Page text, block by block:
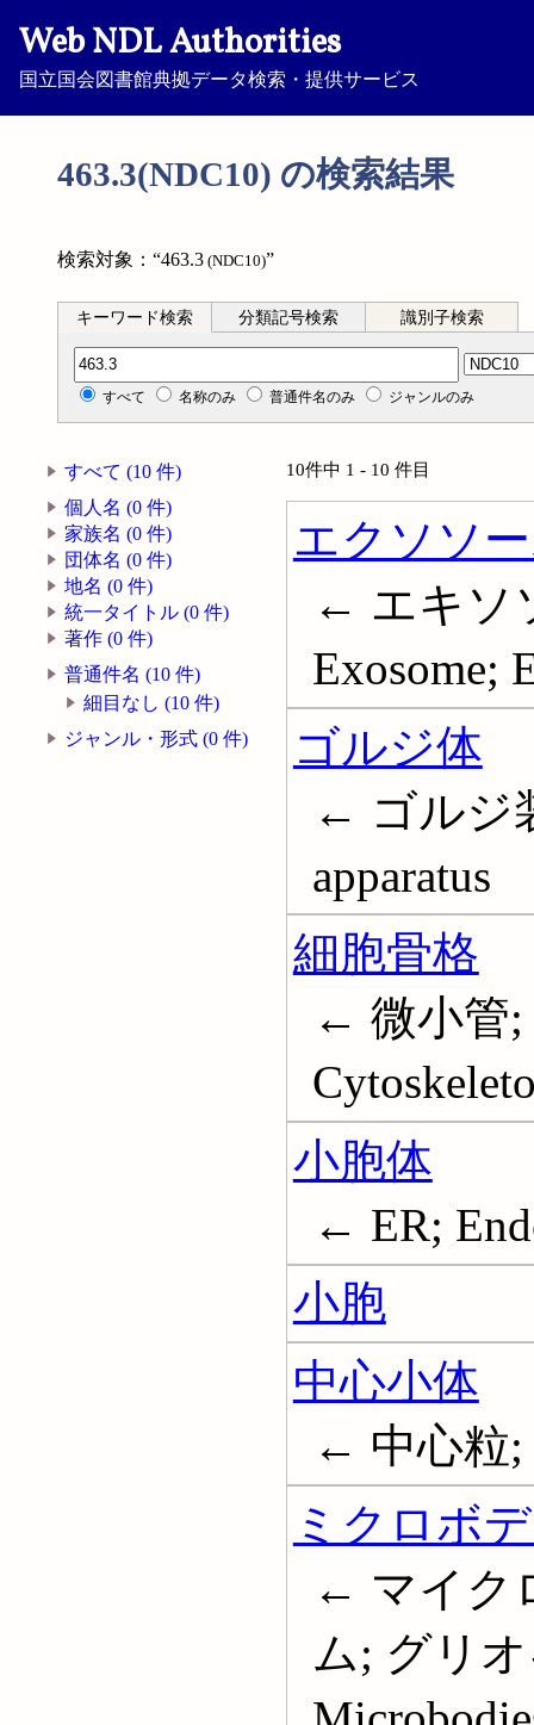
Web NDL Authorities
国立国会図書館典拠データ検索・提供サービス
463.3(NDC10) の検索結果
検索対象：“463.3 (NDC10)”
キーワード検索 分類記号検索 識別子検索
分類記号検索
すべて 名称のみ 普通件名のみ ジャンルのみ
すべて (10 件)
個人名 (0 件)
家族名 (0 件)
団体名 (0 件)
地名 (0 件)
統一タイトル (0 件)
著作 (0 件)
普通件名 (10 件)
細目なし (10 件)
ジャンル・形式 (0 件)
10件中 1 - 10 件目
エクソソ
← エキソ
Exosome;
ゴルジ体
← ゴルジ
apparatus
細胞骨格
← 微小管;
小胞体
← ER;
小胞
中心小体
← 中心粒;
ミクロボ
← マイク
ム; グリ